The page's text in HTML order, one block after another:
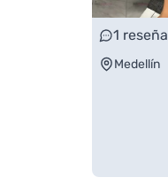
1 reseña
Medellín